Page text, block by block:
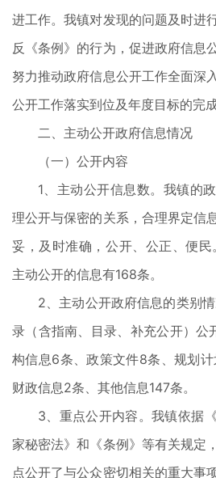
进工作。我镇对发现的问题及时进
反《条例》的行为，促进政府信息
努力推动政府信息公开工作全面深
公开工作落实到位及年度目标的完成
二、主动公开政府信息情况
（一）公开内容
1、主动公开信息数。我镇的
理公开与保密的关系，合理界定信
妥，及时准确，公开、公正、便
主动公开的信息有168条。
2、主动公开政府信息的类别
录（含指南、目录、补充公开）公
构信息6条、政策文件8条、规划计
财政信息2条、其他信息147条。
3、重点公开内容。我镇依据
家秘密法》和《条例》等有关规定
点公开了与公众密切相关的重大事